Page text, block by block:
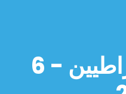
بشرى سارة للديمقراطيين - 6